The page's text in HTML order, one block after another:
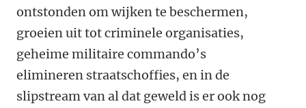
ontstonden om wijken te beschermen,
groeien uit tot criminele organisaties,
geheime militaire commando’s
elimineren ­straatschoffies, en in de
slipstream van al dat geweld is er ook nog